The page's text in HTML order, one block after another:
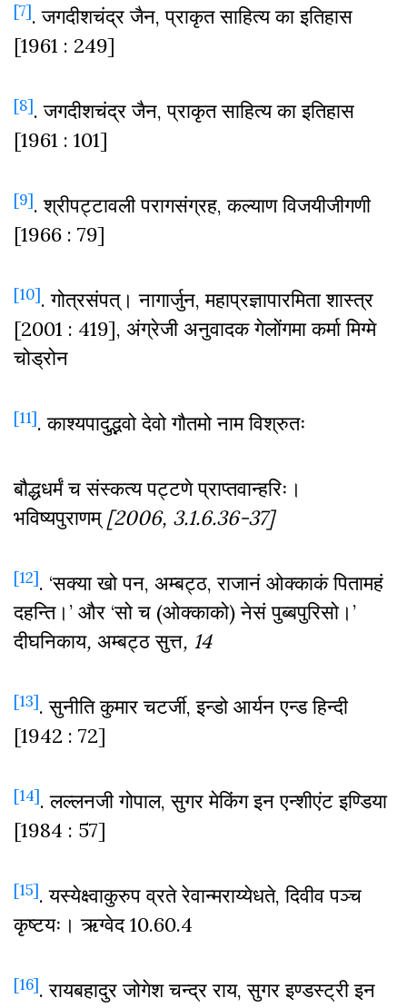
[7]. जगदीशचंद्र जैन, प्राकृत साहित्य का इतिहास
[1961 : 249]
[8]. जगदीशचंद्र जैन, प्राकृत साहित्य का इतिहास
[1961 : 101]
[9]. श्रीपट्टावली परागसंग्रह, कल्याण विजयीजीगणी
[1966 : 79]
[10]. गोत्रसंपत्। नागार्जुन, महाप्रज्ञापारमिता शास्त्र
[2001 : 419], अंग्रेजी अनुवादक गेलोंगमा कर्मा मिग्मे
चोड्रोन
[11]. काश्यपादुद्भवो देवो गौतमो नाम विश्रुतः
बौद्धधर्मं च संस्कत्य पट्टणे प्राप्तवान्हरिः।
भविष्यपुराणम् [2006, 3.1.6.36-37]
[12]. ‘सक्या खो पन, अम्बट्ठ, राजानं ओक्काकं पितामहं
दहन्ति।’ और ‘सो च (ओक्काको) नेसं पुब्बपुरिसो।’
दीघनिकाय, अम्बट्ठ सुत्त, 14
[13]. सुनीति कुमार चटर्जी, इन्डो आर्यन एन्ड हिन्दी
[1942 : 72]
[14]. लल्लनजी गोपाल, सुगर मेकिंग इन एन्शीएंट इण्डिया
[1984 : 57]
[15]. यस्येक्ष्वाकुरुप व्रते रेवान्मराय्येधते, दिवीव पञ्च
कृष्टयः। ऋग्वेद 10.60.4
[16]. रायबहादुर जोगेश चन्द्र राय, सुगर इण्डस्ट्री इन